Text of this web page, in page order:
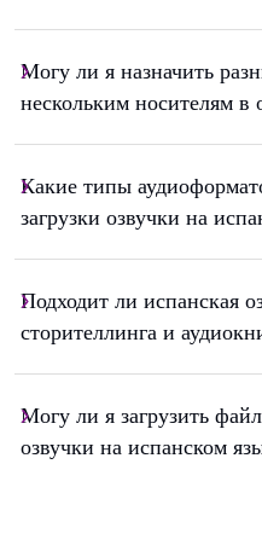
Могу ли я назначить
нескольким носителям в
Какие типы
загрузки озвучки на
Подходит ли испанская
сторителлинга и
Могу ли я загрузить
озвучки на испанском